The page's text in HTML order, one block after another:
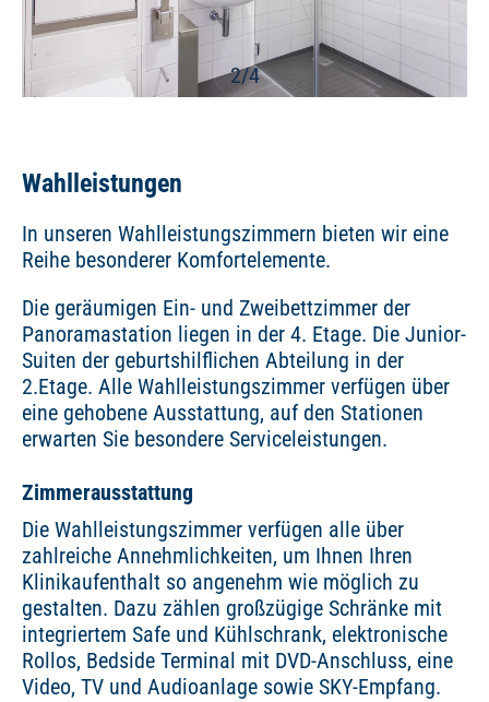
2/4
Wahlleistungen
In unseren Wahlleistungszimmern bieten wir eine
Reihe besonderer Komfortelemente.
Die geräumigen Ein- und Zweibettzimmer der
Panoramastation liegen in der 4. Etage. Die Junior-
Suiten der geburtshilflichen Abteilung in der
2.Etage. Alle Wahlleistungszimmer verfügen über
eine gehobene Ausstattung, auf den Stationen
erwarten Sie besondere Serviceleistungen.
Zimmerausstattung
Die Wahlleistungszimmer verfügen alle über
zahlreiche Annehmlichkeiten, um Ihnen Ihren
Klinikaufenthalt so angenehm wie möglich zu
gestalten. Dazu zählen großzügige Schränke mit
integriertem Safe und Kühlschrank, elektronische
Rollos, Bedside Terminal mit DVD-Anschluss, eine
Video, TV und Audioanlage sowie SKY-Empfang.